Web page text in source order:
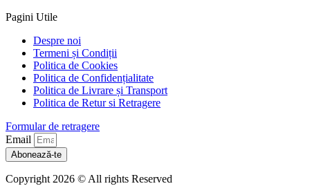
Pagini Utile
Despre noi
Termeni și Condiții
Politica de Cookies
Politica de Confidențialitate
Politica de Livrare și Transport
Politica de Retur si Retragere
Formular de retragere
Email
Abonează-te
Copyright 2026 © All rights Reserved